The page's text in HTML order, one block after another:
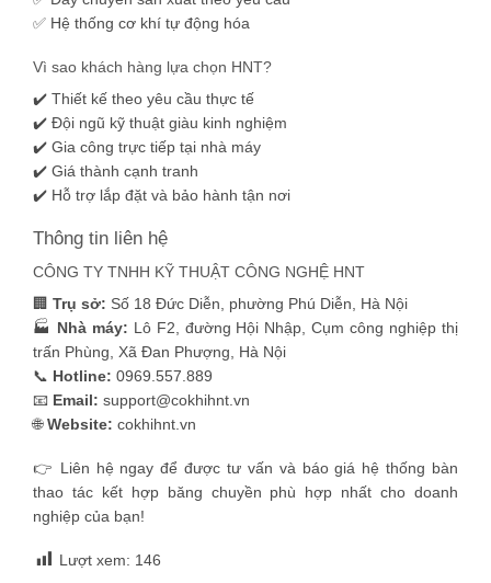
✅ Hệ thống cơ khí tự động hóa
Vì sao khách hàng lựa chọn HNT?
✔️ Thiết kế theo yêu cầu thực tế
✔️ Đội ngũ kỹ thuật giàu kinh nghiệm
✔️ Gia công trực tiếp tại nhà máy
✔️ Giá thành cạnh tranh
✔️ Hỗ trợ lắp đặt và bảo hành tận nơi
Thông tin liên hệ
CÔNG TY TNHH KỸ THUẬT CÔNG NGHỆ HNT
🏢 Trụ sở: Số 18 Đức Diễn, phường Phú Diễn, Hà Nội
🏭 Nhà máy: Lô F2, đường Hội Nhập, Cụm công nghiệp thị
trấn Phùng, Xã Đan Phượng, Hà Nội
📞 Hotline: 0969.557.889
📧 Email: support@cokhihnt.vn
🌐Website: cokhihnt.vn
👉 Liên hệ ngay để được tư vấn và báo giá hệ thống bàn
thao tác kết hợp băng chuyền phù hợp nhất cho doanh
nghiệp của bạn!
Lượt xem: 146